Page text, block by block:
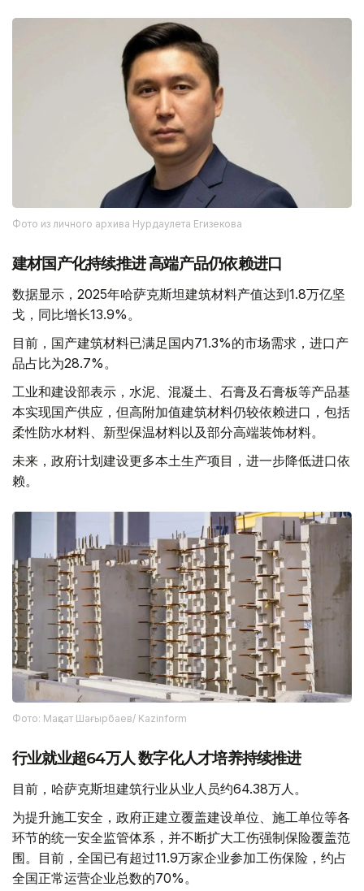
Фото из личного архива Нурдаулета Егизекова
建材国产化持续推进 高端产品仍依赖进口
数据显示，2025年哈萨克斯坦建筑材料产值达到1.8万亿坚
戈，同比增长13.9%。
目前，国产建筑材料已满足国内71.3%的市场需求，进口产
品占比为28.7%。
工业和建设部表示，水泥、混凝土、石膏及石膏板等产品基
本实现国产供应，但高附加值建筑材料仍较依赖进口，包括
柔性防水材料、新型保温材料以及部分高端装饰材料。
未来，政府计划建设更多本土生产项目，进一步降低进口依
赖。
Фото: Мақсат Шағырбаев/ Kazinform
行业就业超64万人 数字化人才培养持续推进
目前，哈萨克斯坦建筑行业从业人员约64.38万人。
为提升施工安全，政府正建立覆盖建设单位、施工单位等各
环节的统一安全监管体系，并不断扩大工伤强制保险覆盖范
围。目前，全国已有超过11.9万家企业参加工伤保险，约占
全国正常运营企业总数的70%。